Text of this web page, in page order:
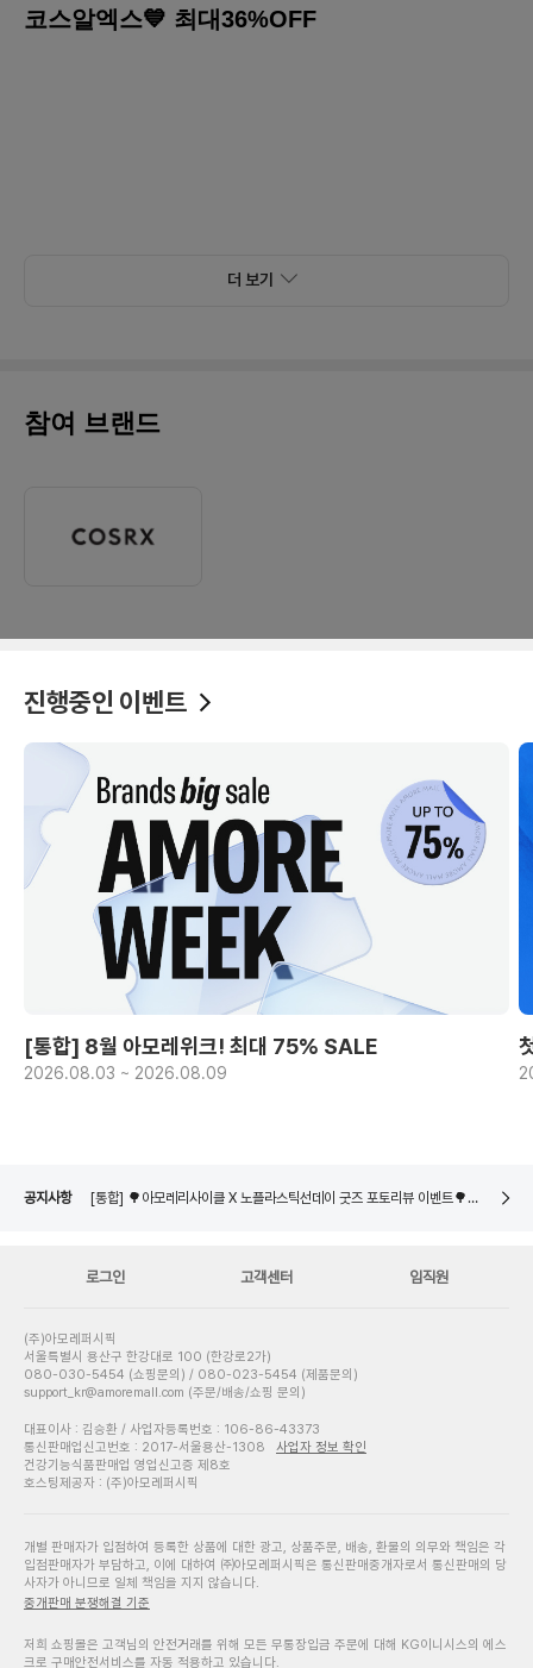
코스알엑스💙 최대36%OFF
더 보기
참여 브랜드
진행중인 이벤트
[통합] 8월 아모레위크! 최대 75% SALE
2026.08.03 ~ 2026.08.09
공지사항
[통합] 🌳아모레리사이클 X 노플라스틱선데이 굿즈 포토리뷰 이벤트🌳 당첨자 발표
로그인 고객센터 임직원
(주)아모레퍼시픽
서울특별시 용산구 한강대로 100 (한강로2가)
080-030-5454 (쇼핑문의) / 080-023-5454 (제품문의)
support_kr@amoremall.com (주문/배송/쇼핑 문의)
대표이사 : 김승환 / 사업자등록번호 : 106-86-43373
통신판매업신고번호 : 2017-서울용산-1308
사업자 정보 확인
건강기능식품판매업 영업신고증 제8호
호스팅제공자 : (주)아모레퍼시픽
개별 판매자가 입점하여 등록한 상품에 대한 광고, 상품주문, 배송, 환불의 의무와 책임은 각
입점판매자가 부담하고, 이에 대하여 ㈜아모레퍼시픽은 통신판매중개자로서 통신판매의 당
사자가 아니므로 일체 책임을 지지 않습니다.
중개판매 분쟁해결 기준
저희 쇼핑몰은 고객님의 안전거래를 위해 모든 무통장입금 주문에 대해 KG이니시스의 에스
크로 구매안전서비스를 자동 적용하고 있습니다.